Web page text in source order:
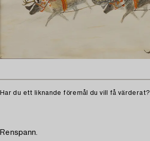
Har du ett liknande föremål du vill få värderat?
Renspann.